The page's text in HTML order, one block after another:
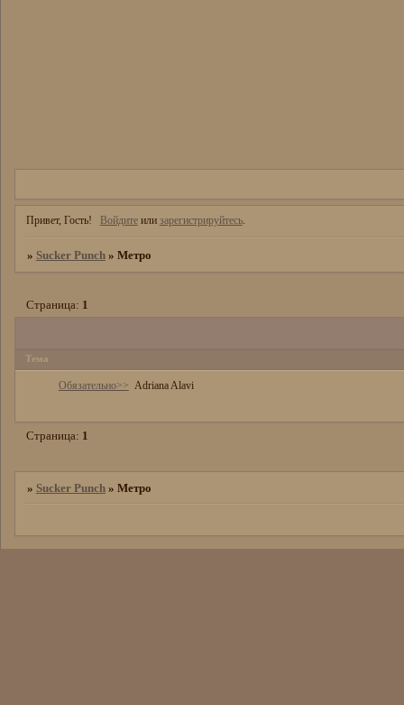
Привет, Гость! Войдитеили зарегистрируйтесь.
» Sucker Punch » Метро
Страница: 1
Тема
Обязательно>> Adriana Alavi
Страница: 1
» Sucker Punch » Метро